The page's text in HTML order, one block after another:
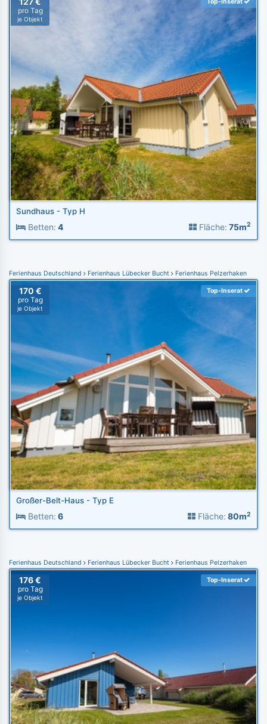
pro Tag
je Objekt
Sundhaus - Typ H
Betten: 4 Fläche: 75m2
Ferienhaus Deutschland Ferienhaus Lübecker Bucht Ferienhaus Pelzerhaken
170 €
pro Tag
je Objekt
Top-Inserat
Großer-Belt-Haus - Typ E
Betten: 6 Fläche: 80m2
Ferienhaus Deutschland Ferienhaus Lübecker Bucht Ferienhaus Pelzerhaken
176 €
pro Tag
je Objekt
Top-Inserat